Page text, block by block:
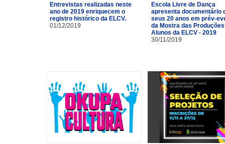
Entrevistas realizadas neste
ano de 2019 enriquecem o
registro histórico da ELCV.
01/12/2019
Escola Livre de Dança
apresenta documentário
seus 20 anos em prév-
da Mostra das
Alunos da ELCV - 2019
30/11/2019